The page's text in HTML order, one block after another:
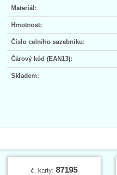
Materiál:
Hmotnost:
Číslo celního sazebníku:
Čárový kód (EAN13):
Skladem:
č. karty: 87195